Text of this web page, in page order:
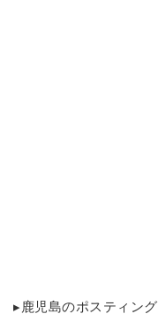
▸鹿児島のポスティング